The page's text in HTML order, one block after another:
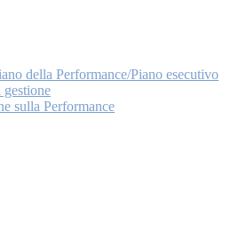
della Performance/Piano esecutivo
gestione
sulla Performance